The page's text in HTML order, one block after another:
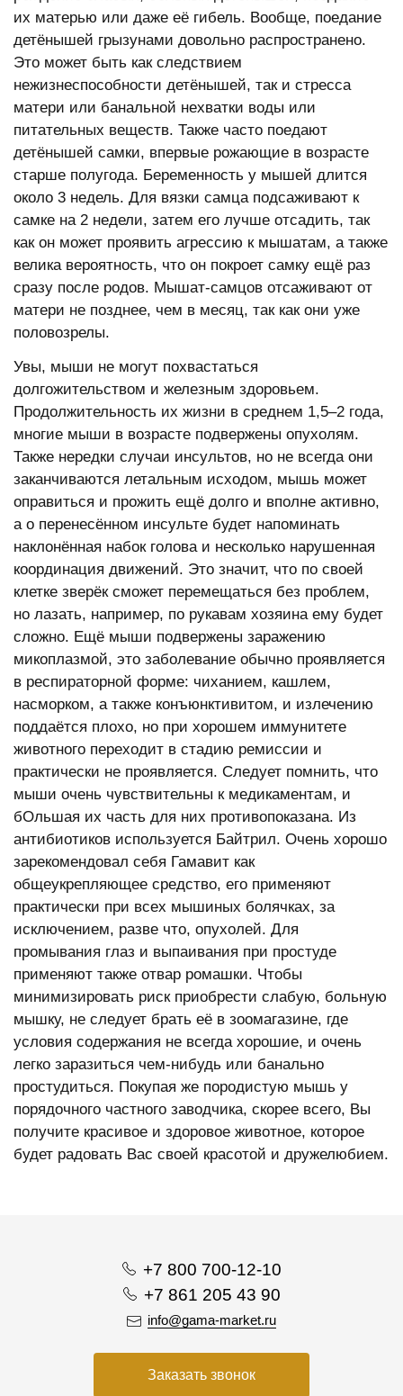
их матерью или даже её гибель. Вообще, поедание
детёнышей грызунами довольно распространено.
Это может быть как следствием
нежизнеспособности детёнышей, так и стресса
матери или банальной нехватки воды или
питательных веществ. Также часто поедают
детёнышей самки, впервые рожающие в возрасте
старше полугода. Беременность у мышей длится
около 3 недель. Для вязки самца подсаживают к
самке на 2 недели, затем его лучше отсадить, так
как он может проявить агрессию к мышатам, а также
велика вероятность, что он покроет самку ещё раз
сразу после родов. Мышат-самцов отсаживают от
матери не позднее, чем в месяц, так как они уже
половозрелы.
Увы, мыши не могут похвастаться
долгожительством и железным здоровьем.
Продолжительность их жизни в среднем 1,5–2 года,
многие мыши в возрасте подвержены опухолям.
Также нередки случаи инсультов, но не всегда они
заканчиваются летальным исходом, мышь может
оправиться и прожить ещё долго и вполне активно,
а о перенесённом инсульте будет напоминать
наклонённая набок голова и несколько нарушенная
координация движений. Это значит, что по своей
клетке зверёк сможет перемещаться без проблем,
но лазать, например, по рукавам хозяина ему будет
сложно. Ещё мыши подвержены заражению
микоплазмой, это заболевание обычно проявляется
в респираторной форме: чиханием, кашлем,
насморком, а также конъюнктивитом, и излечению
поддаётся плохо, но при хорошем иммунитете
животного переходит в стадию ремиссии и
практически не проявляется. Следует помнить, что
мыши очень чувствительны к медикаментам, и
бОльшая их часть для них противопоказана. Из
антибиотиков используется Байтрил. Очень хорошо
зарекомендовал себя Гамавит как
общеукрепляющее средство, его применяют
практически при всех мышиных болячках, за
исключением, разве что, опухолей. Для
промывания глаз и выпаивания при простуде
применяют также отвар ромашки. Чтобы
минимизировать риск приобрести слабую, больную
мышку, не следует брать её в зоомагазине, где
условия содержания не всегда хорошие, и очень
легко заразиться чем-нибудь или банально
простудиться. Покупая же породистую мышь у
порядочного частного заводчика, скорее всего, Вы
получите красивое и здоровое животное, которое
будет радовать Вас своей красотой и дружелюбием.
+7 800 700-12-10
+7 861 205 43 90
info@gama-market.ru
Заказать звонок